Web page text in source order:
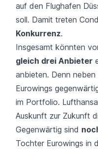
auf den Flughafen
soll. Damit treten
Konkurrenz.
Insgesamt könnten
gleich drei Anbieter
anbieten. Denn
Eurowings
im Portfolio.
Auskunft zur Zukunft
Gegenwärtig sind
Tochter Eurowings in